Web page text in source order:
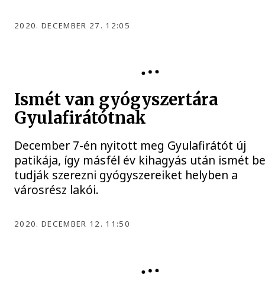
2020. DECEMBER 27. 12:05
Ismét van gyógyszertára
Gyulafirátótnak
December 7-én nyitott meg Gyulafirátót új
patikája, így másfél év kihagyás után ismét
tudják szerezni gyógyszereiket helyben a
városrész lakói.
2020. DECEMBER 12. 11:50